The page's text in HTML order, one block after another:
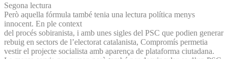
Segona lectura
Però aquella fórmula també tenia una lectura política menys
innocent. En ple context
del procés sobiranista, i amb unes sigles del PSC que podien generar
rebuig en sectors de l’electorat catalanista, Compromís permetia
vestir el projecte socialista amb aparença de plataforma ciutadana.